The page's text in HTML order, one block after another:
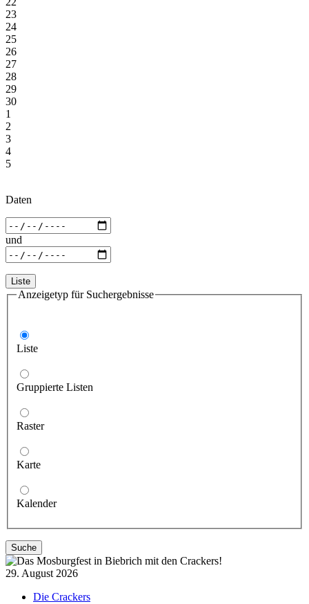
23
24
25
26
27
28
29
30
1
2
3
4
5
Daten
und
Liste
Anzeigetyp für Suchergebnisse
Liste
Gruppierte Listen
Raster
Karte
Kalender
Suche
29. August 2026
Die Crackers